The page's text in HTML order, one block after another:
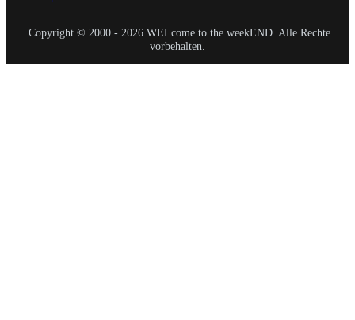
Copyright © 2000 - 2026 WELcome to the weekEND. Alle Rechte
vorbehalten.